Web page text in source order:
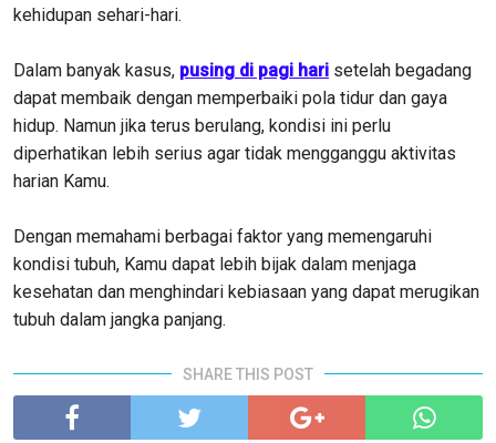
kehidupan sehari-hari.
Dalam banyak kasus, pusing di pagi hari setelah begadang
dapat membaik dengan memperbaiki pola tidur dan gaya
hidup. Namun jika terus berulang, kondisi ini perlu
diperhatikan lebih serius agar tidak mengganggu aktivitas
harian Kamu.
Dengan memahami berbagai faktor yang memengaruhi
kondisi tubuh, Kamu dapat lebih bijak dalam menjaga
kesehatan dan menghindari kebiasaan yang dapat merugikan
tubuh dalam jangka panjang.
SHARE THIS POST